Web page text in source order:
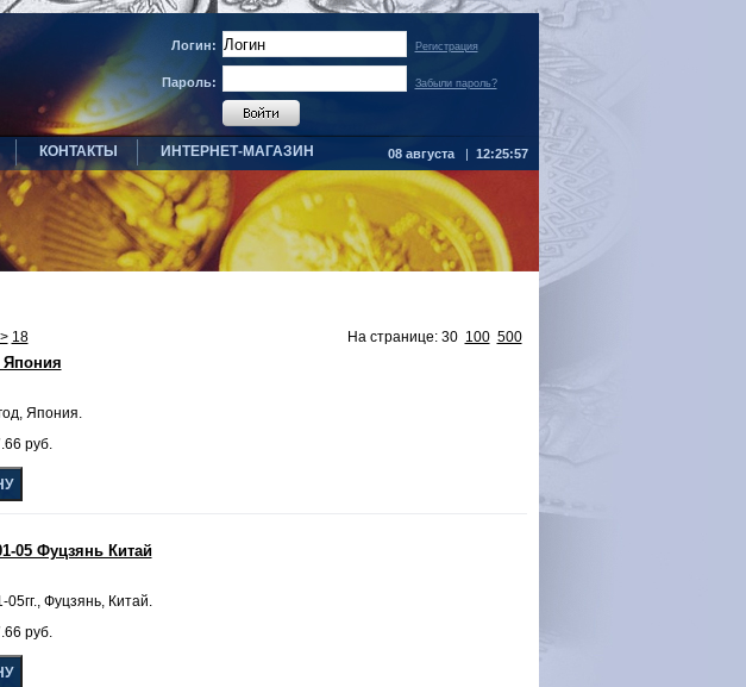
Логин: Регистрация
Пароль: Забыли пароль?
КОНТАКТЫ ИНТЕРНЕТ-МАГАЗИН 08 августа | 12:25:58
18 На странице: 30 100 500
Япония
Япония.
руб.
05 Фуцзянь Китай
05гг., Фуцзянь, Китай.
руб.